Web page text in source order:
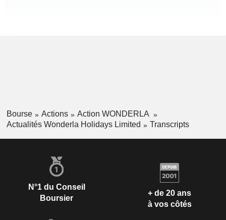
Bourse Actions
Action WONDERLA
Actualités Wonderla Holidays Limited
Transcripts
N°1 du Conseil
Boursier
+ de 20 ans
à vos côtés